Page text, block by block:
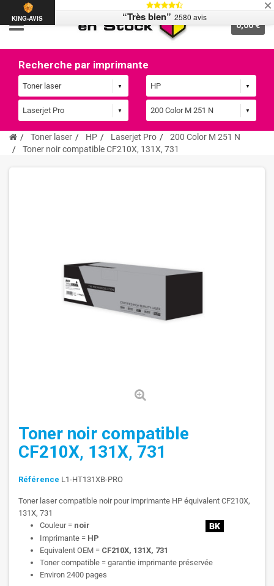
0,00 €
Recherche par imprimante
Toner laser HP Laserjet Pro
200 Color M 251 N
Toner noir compatible CF210X, 131X, 731
Toner noir compatible
CF210X, 131X, 731
Référence L1-HT131XB-PRO
Toner laser compatible noir pour imprimante HP équivalent CF210X,
131X, 731
Couleur = noir
Imprimante = HP
Equivalent OEM = CF210X, 131X, 731
Toner compatible = garantie imprimante préservée
Environ 2400 pages
KING-AVIS “Très bien” 2580 avis